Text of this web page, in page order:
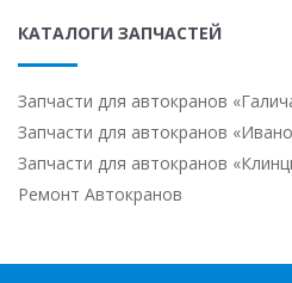
КАТАЛОГИ ЗАПЧАСТЕЙ
Запчасти для автокранов
Запчасти для автокранов
Запчасти для автокранов
Ремонт Автокранов